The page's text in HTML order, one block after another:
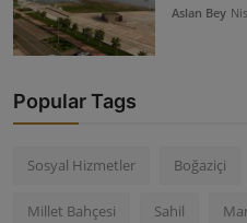
Aslan Bey
Popular Tags
Sosyal Hizmetler Boğaziçi
Millet Bahçesi Sahil